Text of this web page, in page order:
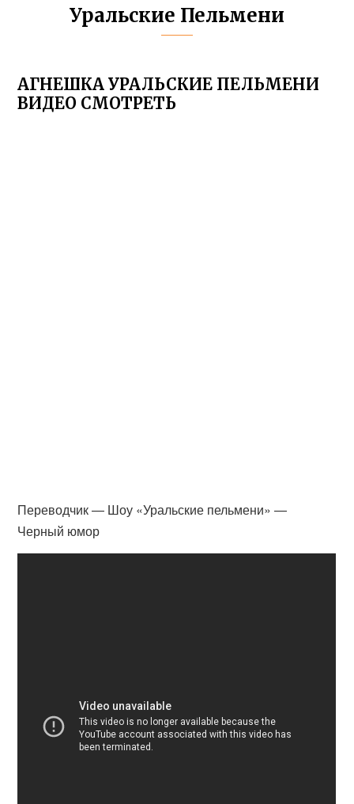
Уральские Пельмени
АГНЕШКА УРАЛЬСКИЕ ПЕЛЬМЕНИ
ВИДЕО СМОТРЕТЬ
Переводчик — Шоу «Уральские пельмени» —
Черный юмор